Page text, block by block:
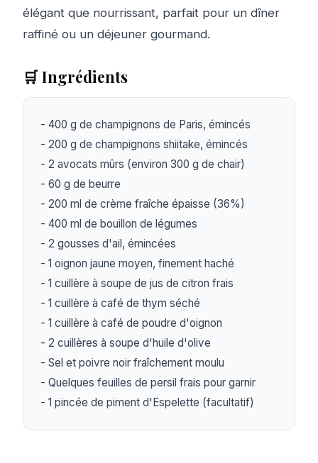
élégant que nourrissant, parfait pour un dîner
raffiné ou un déjeuner gourmand.
🛒 Ingrédients
- 400 g de champignons de Paris, émincés
- 200 g de champignons shiitake, émincés
- 2 avocats mûrs (environ 300 g de chair)
- 60 g de beurre
- 200 ml de crème fraîche épaisse (36%)
- 400 ml de bouillon de légumes
- 2 gousses d'ail, émincées
- 1 oignon jaune moyen, finement haché
- 1 cuillère à soupe de jus de citron frais
- 1 cuillère à café de thym séché
- 1 cuillère à café de poudre d'oignon
- 2 cuillères à soupe d'huile d'olive
- Sel et poivre noir fraîchement moulu
- Quelques feuilles de persil frais pour garnir
- 1 pincée de piment d'Espelette (facultatif)